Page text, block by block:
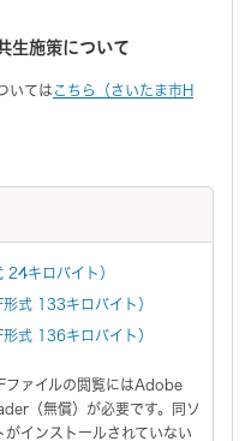
生施策について
いては こちら（さいたま市H
24キロバイト）
式 133キロバイト）
式 136キロバイト）
ファイルの閲覧にはAdobe
（無償）が必要です。同ソ
がインストールされていない